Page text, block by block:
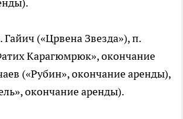
Гайич («Црвена Звезда»), п.
Карагюмрюк», окончание
(«Рубин», окончание аренды),
окончание аренды).